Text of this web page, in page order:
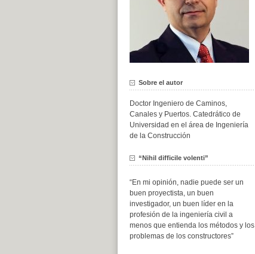
Sobre el autor
Doctor Ingeniero de Caminos,
Canales y Puertos. Catedrático de
Universidad en el área de Ingeniería
de la Construcción
“Nihil difficile volenti”
“En mi opinión, nadie puede ser un
buen proyectista, un buen
investigador, un buen líder en la
profesión de la ingeniería civil a
menos que entienda los métodos y los
problemas de los constructores”